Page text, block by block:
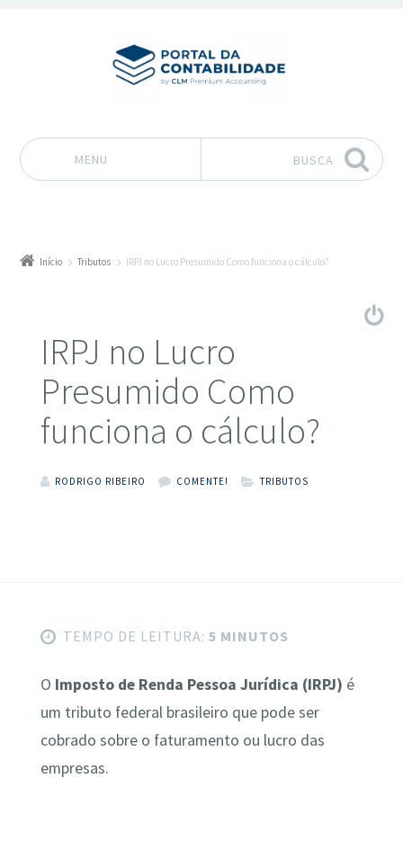
MENU BUSCA
Início Tributos IRPJ no Lucro Presumido Como funciona o cálculo?
IRPJ no Lucro
Presumido Como
funciona o cálculo?
RODRIGO RIBEIRO COMENTE! TRIBUTOS
TEMPO DE LEITURA: 5 MINUTOS
O Imposto de Renda Pessoa Jurídica (IRPJ) é
um tributo federal brasileiro que pode ser
cobrado sobre o faturamento ou lucro das
empresas.